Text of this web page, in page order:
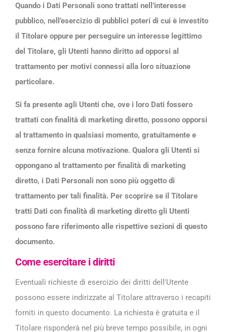
Quando i Dati Personali sono trattati nell’interesse
pubblico, nell’esercizio di pubblici poteri di cui è investito
il Titolare oppure per perseguire un interesse legittimo
del Titolare, gli Utenti hanno diritto ad opporsi al
trattamento per motivi connessi alla loro situazione
particolare.
Si fa presente agli Utenti che, ove i loro Dati fossero
trattati con finalità di marketing diretto, possono opporsi
al trattamento in qualsiasi momento, gratuitamente e
senza fornire alcuna motivazione. Qualora gli Utenti si
oppongano al trattamento per finalità di marketing
diretto, i Dati Personali non sono più oggetto di
trattamento per tali finalità. Per scoprire se il Titolare
tratti Dati con finalità di marketing diretto gli Utenti
possono fare riferimento alle rispettive sezioni di questo
documento.
Come esercitare i diritti
Eventuali richieste di esercizio dei diritti dell'Utente
possono essere indirizzate al Titolare attraverso i recapiti
forniti in questo documento. La richiesta è gratuita e il
Titolare risponderà nel più breve tempo possibile, in ogni